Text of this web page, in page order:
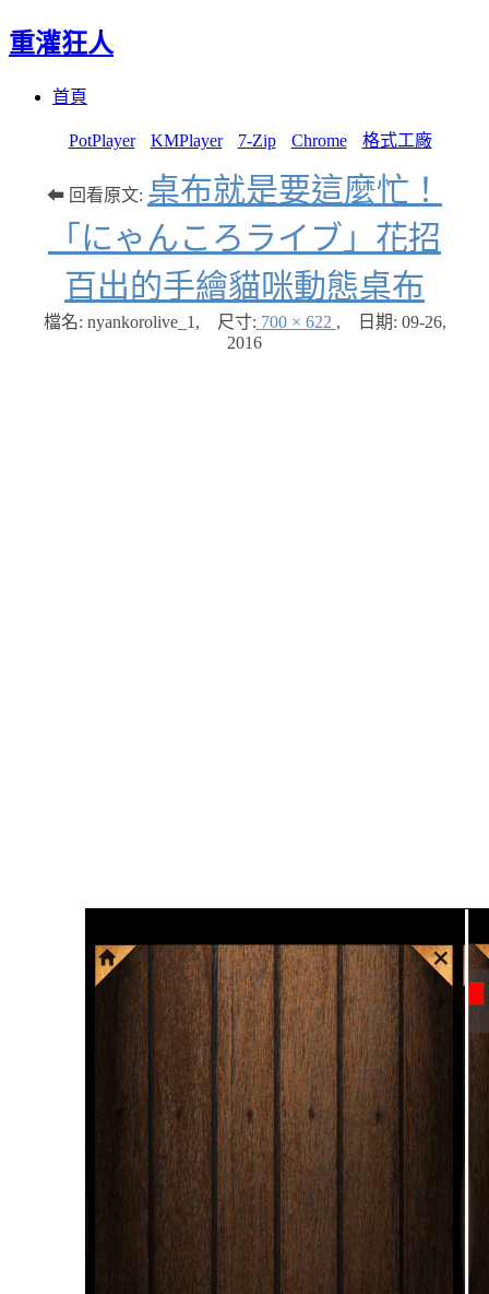
重灌狂人
首頁
PotPlayer KMPlayer 7-Zip Chrome 格式工廠
⬅ 回看原文: 桌布就是要這麼忙！
「にゃんころライブ」花招
百出的手繪貓咪動態桌布
檔名: nyankorolive_1 , 尺寸: 700 × 622 , 日期: 09-26,
2016